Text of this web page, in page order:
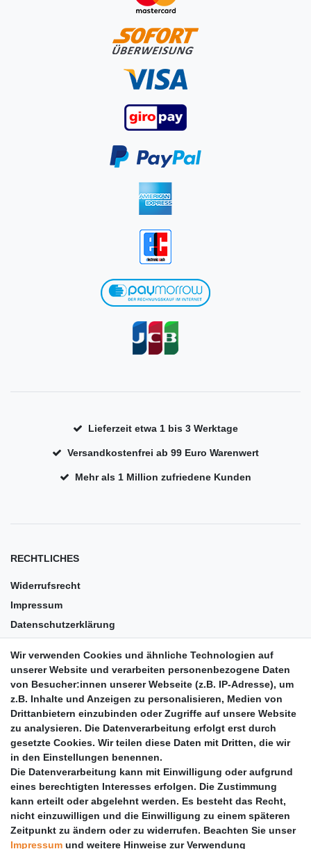
Lieferzeit etwa 1 bis 3 Werktage
Versandkostenfrei ab 99 Euro Warenwert
Mehr als 1 Million zufriedene Kunden
RECHTLICHES
Widerrufsrecht
Impressum
Datenschutzerklärung
Barrierefreiheit
Anleitungen
Vertrag widerrufen
PARTNER
DHL
GLS
PaketPLUS
Wir verwenden Cookies und ähnliche Technologien auf
unserer Website und verarbeiten personenbezogene Daten
von Besucher:innen unserer Webseite (z.B. IP-Adresse), um
z.B. Inhalte und Anzeigen zu personalisieren, Medien von
Drittanbietern einzubinden oder Zugriffe auf unsere Website
zu analysieren. Die Datenverarbeitung erfolgt erst durch
gesetzte Cookies. Wir teilen diese Daten mit Dritten, die wir
in den Einstellungen benennen.
Die Datenverarbeitung kann mit Einwilligung oder aufgrund
eines berechtigten Interesses erfolgen. Die Zustimmung
kann erteilt oder abgelehnt werden. Es besteht das Recht,
nicht einzuwilligen und die Einwilligung zu einem späteren
Zeitpunkt zu ändern oder zu widerrufen. Beachten Sie unser
Impressum und weitere Hinweise zur Verwendung